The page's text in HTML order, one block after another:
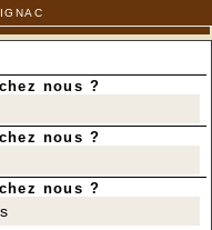
nous ?
nous ?
nous ?